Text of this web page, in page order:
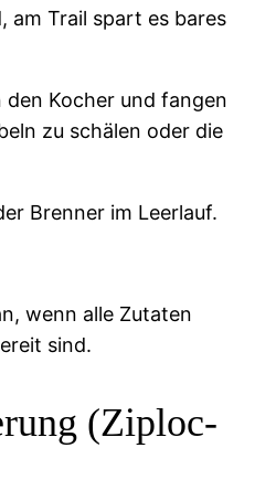
am Trail spart es bares
Kocher und fangen
zu schälen oder die
Brenner im Leerlauf.
wenn alle Zutaten
sind.
(Ziploc-